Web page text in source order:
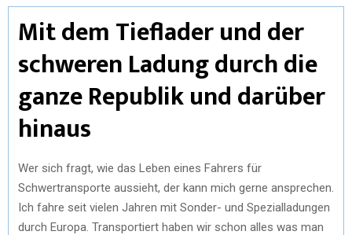
Mit dem Tieflader und der
schweren Ladung durch die
ganze Republik und darüber
hinaus
Wer sich fragt, wie das Leben eines Fahrers für
Schwertransporte aussieht, der kann mich gerne ansprechen.
Ich fahre seit vielen Jahren mit Sonder- und Spezialladungen
durch Europa. Transportiert haben wir schon alles was man